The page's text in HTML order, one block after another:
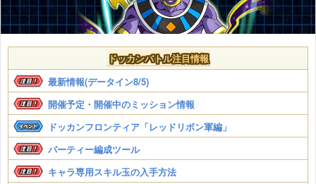
ドッカンバトル注目情報
最新情報(データイン8/5)
開催予定・開催中のミッション情報
ドッカンフロンティア「レッドリボン軍編」
パーティー編成ツール
キャラ専用スキル玉の入手方法